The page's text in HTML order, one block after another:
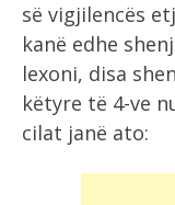
së vigjilencës
kanë edhe
lexoni, disa
këtyre të 4-ve
cilat janë ato: